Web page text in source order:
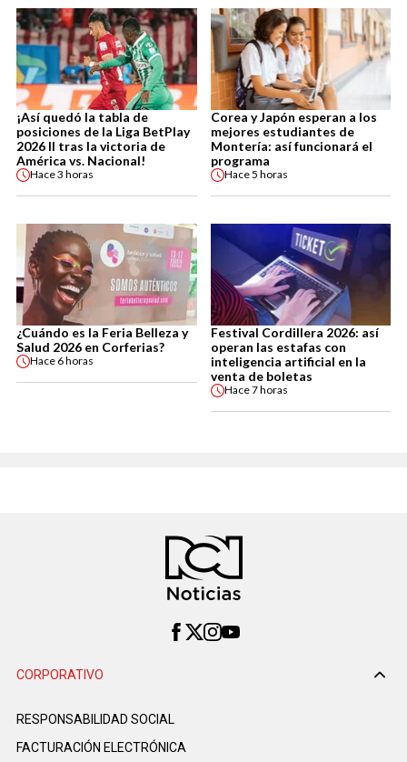
¡Así quedó la tabla de
posiciones de la Liga BetPlay
2026 II tras la victoria de
América vs. Nacional!
Hace3 horas
Corea y Japón esperan a los
mejores estudiantes de
Montería: así funcionará el
programa
Hace5 horas
¿Cuándo es la Feria Belleza y
Salud 2026 en Corferias?
Hace 6 horas
Festival Cordillera 2026: así
operan las estafas con
inteligencia artificial en la
venta de boletas
Hace7 horas
CORPORATIVO
RESPONSABILIDAD SOCIAL
FACTURACIÓN ELECTRÓNICA